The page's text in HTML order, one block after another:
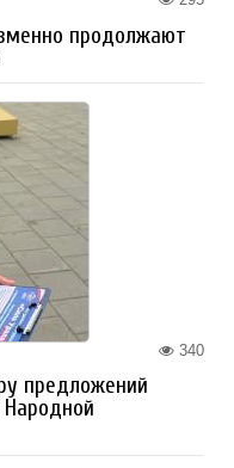
продолжают
340
предложений